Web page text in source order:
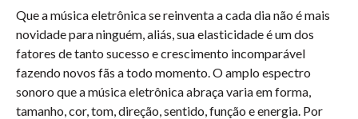
Que a música eletrônica se reinventa a cada dia não é mais
novidade para ninguém, aliás, sua elasticidade é um dos
fatores de tanto sucesso e crescimento incomparável
fazendo novos fãs a todo momento. O amplo espectro
sonoro que a música eletrônica abraça varia em forma,
tamanho, cor, tom, direção, sentido, função e energia. Por